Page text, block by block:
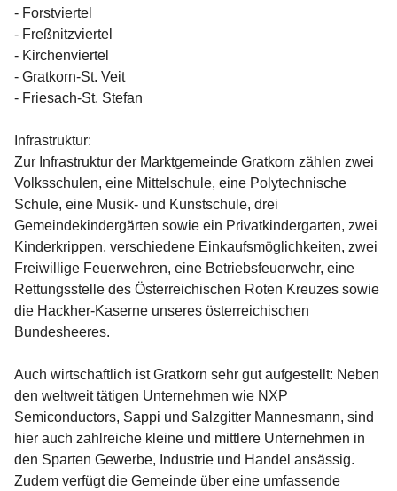
- Forstviertel
- Freßnitzviertel
- Kirchenviertel
- Gratkorn-St. Veit
- Friesach-St. Stefan
Infrastruktur:
Zur Infrastruktur der Marktgemeinde Gratkorn zählen zwei
Volksschulen, eine Mittelschule, eine Polytechnische
Schule, eine Musik- und Kunstschule, drei
Gemeindekindergärten sowie ein Privatkindergarten, zwei
Kinderkrippen, verschiedene Einkaufsmöglichkeiten, zwei
Freiwillige Feuerwehren, eine Betriebsfeuerwehr, eine
Rettungsstelle des Österreichischen Roten Kreuzes sowie
die Hackher-Kaserne unseres österreichischen
Bundesheeres.
Auch wirtschaftlich ist Gratkorn sehr gut aufgestellt: Neben
den weltweit tätigen Unternehmen wie NXP
Semiconductors, Sappi und Salzgitter Mannesmann, sind
hier auch zahlreiche kleine und mittlere Unternehmen in
den Sparten Gewerbe, Industrie und Handel ansässig.
Zudem verfügt die Gemeinde über eine umfassende